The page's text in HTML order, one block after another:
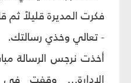
فكرت المديرة قليلاً ثم
- تعالي وخذي رسالتك.
أخذت نرجس الرسالة
الإدارة... وقفت في